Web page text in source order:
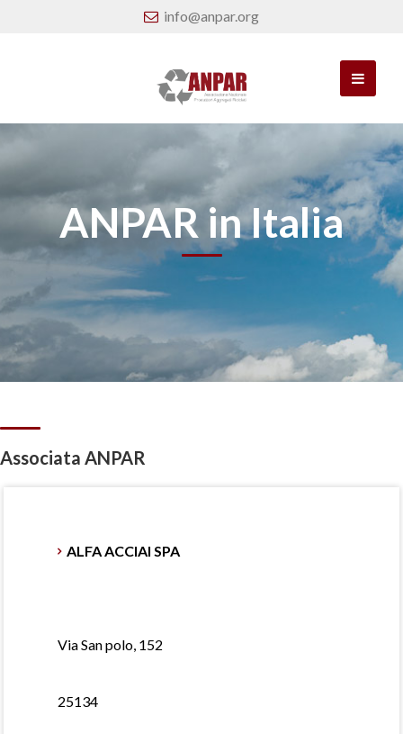
info@anpar.org
ANPAR in Italia
Associata ANPAR
ALFA ACCIAI SPA
Via San polo, 152
25134